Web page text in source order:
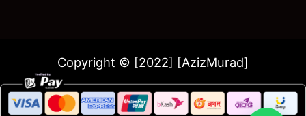
Copyright © [2022] [AzizMurad]